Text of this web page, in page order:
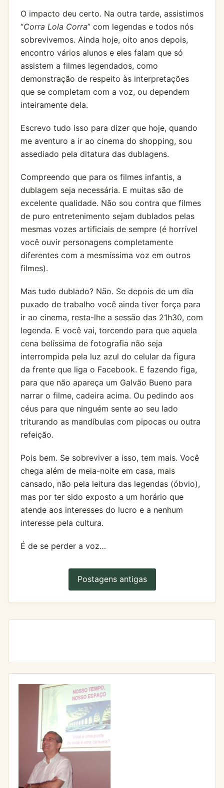
O impacto deu certo. Na outra tarde, assistimos
“Corra Lola Corra” com legendas e todos nós
sobrevivemos. Ainda hoje, oito anos depois,
encontro vários alunos e eles falam que só
assistem a filmes legendados, como
demonstração de respeito às interpretações
que se completam com a voz, ou dependem
inteiramente dela.
Escrevo tudo isso para dizer que hoje, quando
me aventuro a ir ao cinema do shopping, sou
assediado pela ditatura das dublagens.
Compreendo que para os filmes infantis, a
dublagem seja necessária. E muitas são de
excelente qualidade. Não sou contra que filmes
de puro entretenimento sejam dublados pelas
mesmas vozes artificiais de sempre (é horrível
você ouvir personagens completamente
diferentes com a mesmíssima voz em outros
filmes).
Mas tudo dublado? Não. Se depois de um dia
puxado de trabalho você ainda tiver força para
ir ao cinema, resta-lhe a sessão das 21h30, com
legenda. E você vai, torcendo para que aquela
cena belíssima de fotografia não seja
interrompida pela luz azul do celular da figura
da frente que liga o Facebook. E fazendo figa,
para que não apareça um Galvão Bueno para
narrar o filme, cadeira acima. Ou pedindo aos
céus para que ninguém sente ao seu lado
triturando as mandíbulas com pipocas ou outra
refeição.
Pois bem. Se sobreviver a isso, tem mais. Você
chega além de meia-noite em casa, mais
cansado, não pela leitura das legendas (óbvio),
mas por ter sido exposto a um horário que
atende aos interesses do lucro e a nenhum
interesse pela cultura.
É de se perder a voz…
Postagens antigas